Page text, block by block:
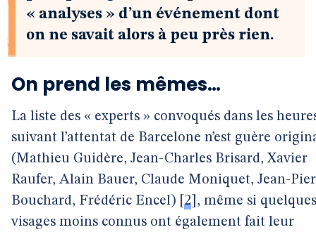
« analyses » d’un événement dont
on ne savait alors à peu près rien.
On prend les mêmes…
La liste des « experts » convoqués dans les
suivant l’attentat de Barcelone n’est guère
(Mathieu Guidère, Jean-Charles Brisard, Xavier
Raufer, Alain Bauer, Claude Moniquet, Jean-
Bouchard, Frédéric Encel) 2 , même si quelques
visages moins connus ont également fait leur